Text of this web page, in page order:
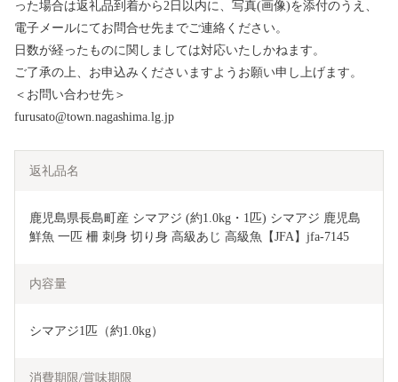
った場合は返礼品到着から2日以内に、写真(画像)を添付のうえ、
電子メールにてお問合せ先までご連絡ください。
日数が経ったものに関しましては対応いたしかねます。
ご了承の上、お申込みくださいますようお願い申し上げます。
＜お問い合わせ先＞
furusato@town.nagashima.lg.jp
返礼品名
鹿児島県長島町産 シマアジ (約1.0kg・1匹) シマアジ 鹿児島
鮮魚 一匹 柵 刺身 切り身 高級あじ 高級魚【JFA】jfa-7145
内容量
シマアジ1匹（約1.0kg）
消費期限/賞味期限